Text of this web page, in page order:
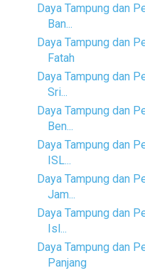
Daya Tampung dan
Ban...
Daya Tampung dan
Fatah
Daya Tampung dan
Sri...
Daya Tampung dan
Ben...
Daya Tampung dan
ISL...
Daya Tampung dan
Jam...
Daya Tampung dan
Isl...
Daya Tampung dan
Panjang